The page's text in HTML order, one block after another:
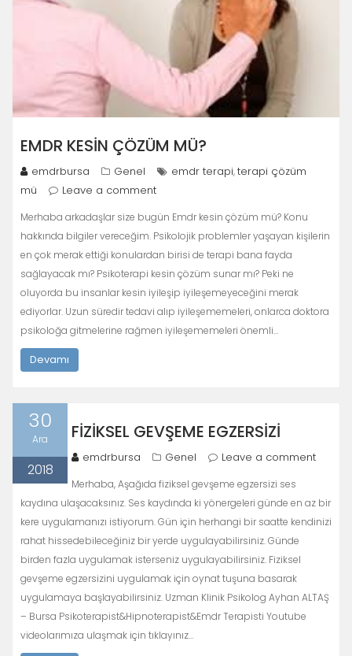
EMDR KESIN ÇÖZÜM MÜ?
emdrbursa Genel emdr terapi,terapi çözüm
mü
Leave a comment
Merhaba arkadaşlar size bugün Emdr kesin çözüm mü? Konu
hakkında bilgiler vereceğim. Psikolojik problemler yaşayan kişilerin
en çok merak ettiği konulardan birisi de terapi bana fayda
sağlayacak mı? Psikoterapi kesin çözüm sunar mı? Peki ne
oluyorda bu insanlar kesin iyileşip iyileşemeyeceğini merak
ediyorlar. Uzun süredir tedavi alıp iyileşememeleri, onlarca doktora
psikoloğa gitmelerine rağmen iyileşememeleri önemli…
Devamı
30
Ara
2018
FIZIKSEL GEVŞEME EGZERSIZI
emdrbursa Genel Leave a comment
Merhaba, Aşağıda fiziksel gevşeme egzersizi ses
kaydına ulaşacaksınız. Ses kaydında ki yönergeleri günde en az bir
kere uygulamanızı istiyorum. Gün için herhangi bir saatte kendinizi
rahat hissedebileceğiniz bir yerde uygulayabilirsiniz. Günde
birden fazla uygulamak isterseniz uygulayabilirsiniz. Fiziksel
gevşeme egzersizini uygulamak için oynat tuşuna basarak
uygulamaya başlayabilirsiniz. Uzman Klinik Psikolog Ayhan ALTAŞ
– Bursa Psikoterapist&Hipnoterapist&Emdr Terapisti Youtube
videolarımıza ulaşmak için tıklayınız…